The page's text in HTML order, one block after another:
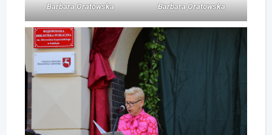
Barbara Oratowska Barbara Oratowska